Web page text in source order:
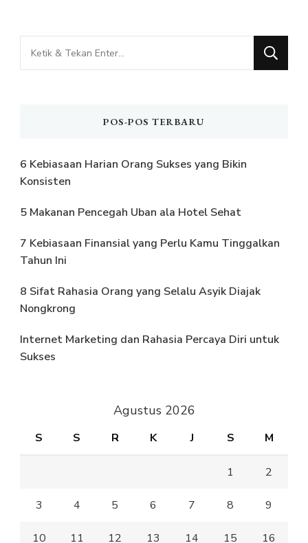
Mencari
Sesuatu?
POS-POS TERBARU
6 Kebiasaan Harian Orang Sukses yang Bikin
Konsisten
5 Makanan Pencegah Uban ala Hotel Sehat
7 Kebiasaan Finansial yang Perlu Kamu Tinggalkan
Tahun Ini
8 Sifat Rahasia Orang yang Selalu Asyik Diajak
Nongkrong
Internet Marketing dan Rahasia Percaya Diri untuk
Sukses
Agustus 2026
S S R K J S M
1 2
3 4 5 6 7 8 9
10 11 12 13 14 15 16